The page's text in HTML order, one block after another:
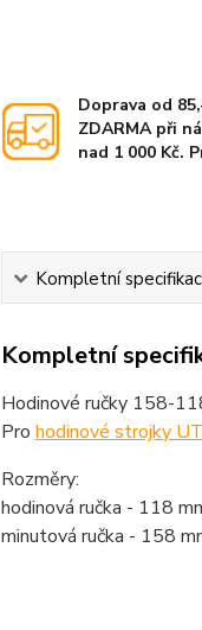
Doprava od
ZDARMA při
nad 1 000 Kč.
Kompletní
Kompletní
Hodinové ručky 158-
Pro hodinové strojky
Rozměry:
hodinová ručka - 118
minutová ručka - 158